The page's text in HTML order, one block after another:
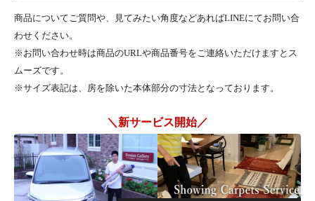
商品についてご質問や、見てみたい角度などあればLINEにてお問い合
わせください。
※お問い合わせ時は商品のURLや商品番号をご連絡いただけますとス
ムーズです。
※サイズ表記は、房を除いた本体部分の寸法となっております。
＼新サービス開始／